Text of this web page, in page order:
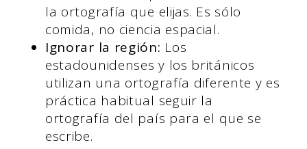
la ortografía que elijas. Es sólo
comida, no ciencia espacial.
Ignorar la región: Los
estadounidenses y los británicos
utilizan una ortografía diferente y es
práctica habitual seguir la
ortografía del país para el que se
escribe.